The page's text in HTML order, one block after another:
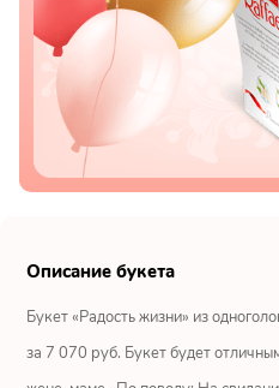
Хризантемы
Лилии
Орхидеи
Ромашки
Описание букета
Букет «Радость жизни» из
за 7 070 руб. Букет будет